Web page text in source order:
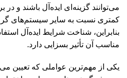
می‌توانند گزینه‌ای ایده‌آل باشند و
کمتری نسبت به سایر سیستم‌های
بنابراین، شناخت شرایط ایده‌آل
مناسب آن تأثیر بسزایی دارد.
یکی از مهم‌ترین عواملی که تعیین